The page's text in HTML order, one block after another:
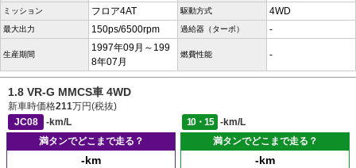
ミッション フロア4AT 駆動方式 4WD
最大出力 150ps/6500rpm 過給器（ターボ） -
生産期間
1997年09月～199
8年07月
燃費性能 -
1.8 VR-G MMCS車 4WD
新車時価格211万円(税抜)
JC08
-km/L 10・15
-km/L
満タンでどこまで走る？
-km
満タンでどこまで走る？
-km